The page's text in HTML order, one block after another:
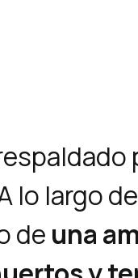
lo largo
de una